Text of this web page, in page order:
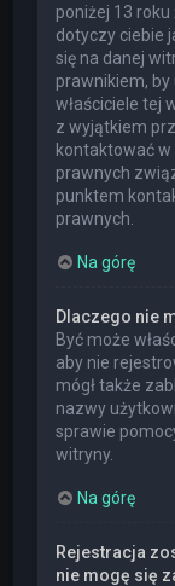
poniżej 13
dotyczy ciebie
się na danej
prawnikiem, by
właściciele tej
z wyjątkiem
kontaktować w
prawnych
punktem
prawnych.
Na górę
Dlaczego nie
Być może
aby nie
mógł także
nazwy
sprawie
witryny.
Na górę
Rejestracja
nie mogę się